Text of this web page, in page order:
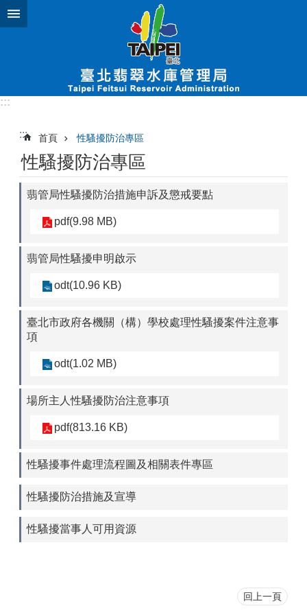
跳到主要內容區塊
:::
::: 首頁 性騷擾防治專區
性騷擾防治專區
翡管局性騷擾防治措施申訴及懲戒要點
pdf(9.98 MB)
翡管局性騷擾申明啟示
odt(10.96 KB)
臺北市政府各機關（構）學校處理性騷擾案件注意事
項
odt(1.02 MB)
場所主人性騷擾防治注意事項
pdf(813.16 KB)
性騷擾事件處理流程圖及相關表件專區
性騷擾防治措施及宣導
性騷擾當事人可用資源
回上一頁